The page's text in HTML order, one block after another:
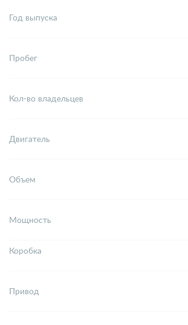
Год выпуска
Пробег
Кол-во владельцев
Двигатель
Объем
Мощность
Коробка
Привод